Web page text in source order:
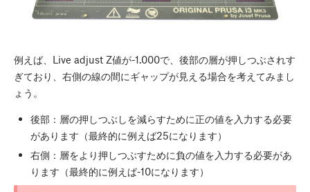
例えば、Live adjust Z値が-1.000で、後部の層が押しつぶされす
ぎており、右側の線の間にギャップが見える場合を考えてみまし
ょう。
後部：層の押しつぶしを減らすために正の値を入力する必要
があります（最終的に例えば25になります）
右側：層をより押しつぶすために負の値を入力する必要があ
ります（最終的に例えば-10になります）